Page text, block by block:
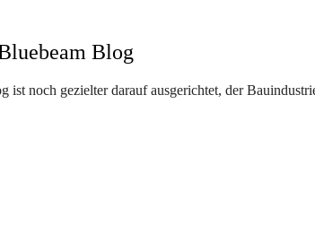
Blog
ist noch gezielter darauf ausgerichtet, der